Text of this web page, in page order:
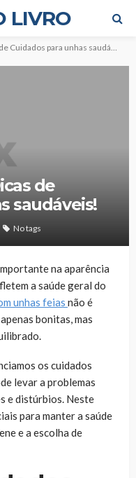
LIVRO
para unhas saudáveis!
de
saudáveis!
No tags
na aparência
a saúde geral do
unhas feias não é
bonitas, mas
os cuidados
levar a problemas
e distúrbios. Neste
para manter a saúde
e a escolha de